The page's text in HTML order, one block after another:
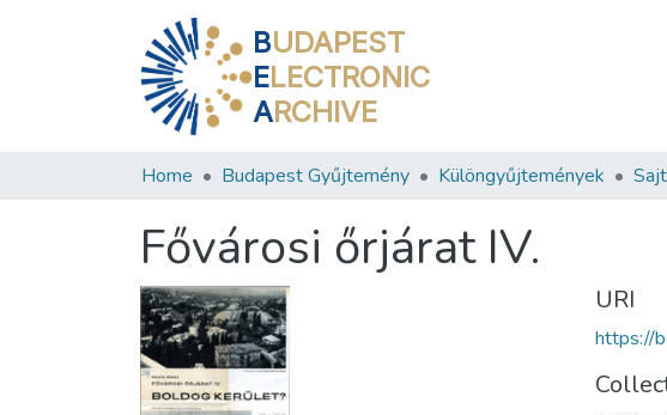
BUDAPEST
ELECTRONIC
ARCHIVE
Home Budapest Gyűjtemény Különgyűjtemények
Fővárosi őrjárat IV.
URI
https://